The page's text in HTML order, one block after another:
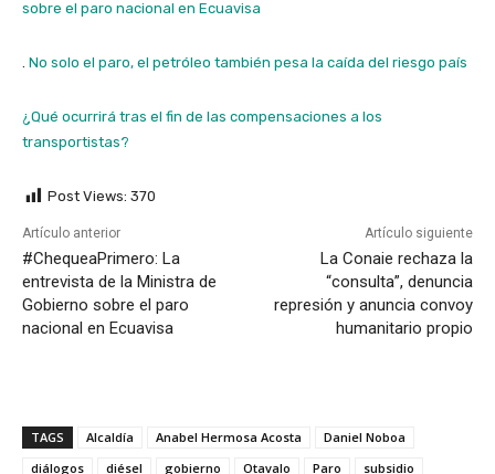
sobre el paro nacional en Ecuavisa
No solo el paro, el petróleo también pesa la caída del riesgo país
¿Qué ocurrirá tras el fin de las compensaciones a los
transportistas?
Post Views: 370
Artículo anterior
#ChequeaPrimero: La
entrevista de la Ministra de
Gobierno sobre el paro
nacional en Ecuavisa
Artículo siguiente
La Conaie rechaza la
“consulta”, denuncia
represión y anuncia convoy
humanitario propio
TAGS Alcaldía Anabel Hermosa Acosta
Daniel Noboa
diálogos
diésel gobierno Otavalo Paro subsidio